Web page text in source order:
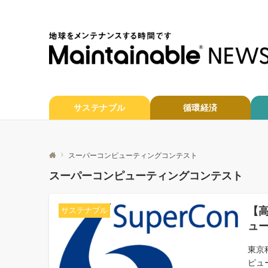
サステナブル 循環経済
スーパーコンピューティングコンテスト
スーパーコンピューティングコンテスト
サステナブル
【
ュ
東京
ピュ